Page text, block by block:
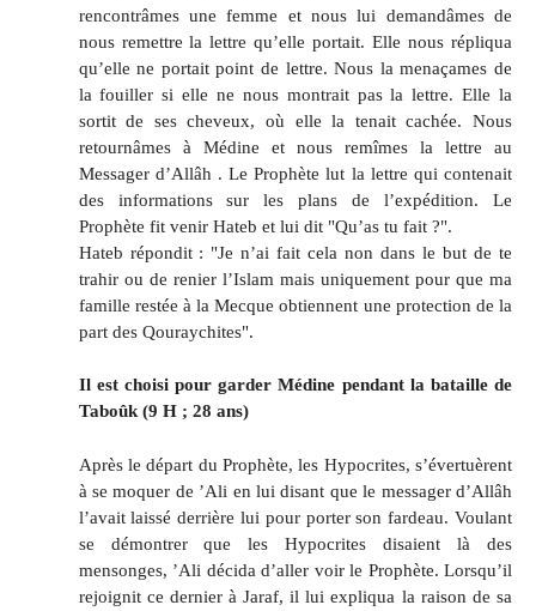
rencontrâmes une femme et nous lui demandâmes de
nous remettre la lettre qu’elle portait. Elle nous répliqua
qu’elle ne portait point de lettre. Nous la menaçames de
la fouiller si elle ne nous montrait pas la lettre. Elle la
sortit de ses cheveux, où elle la tenait cachée. Nous
retournâmes à Médine et nous remîmes la lettre au
Messager d’Allâh . Le Prophète lut la lettre qui contenait
des informations sur les plans de l’expédition. Le
Prophète fit venir Hateb et lui dit "Qu’as tu fait ?".
Hateb répondit : "Je n’ai fait cela non dans le but de te
trahir ou de renier l’Islam mais uniquement pour que ma
famille restée à la Mecque obtiennent une protection de la
part des Qouraychites".
Il est choisi pour garder Médine pendant la bataille de
Taboûk (9 H ; 28 ans)
Après le départ du Prophète, les Hypocrites, s’évertuèrent
à se moquer de ’Ali en lui disant que le messager d’Allâh
l’avait laissé derrière lui pour porter son fardeau. Voulant
se démontrer que les Hypocrites disaient là des
mensonges, ’Ali décida d’aller voir le Prophète. Lorsqu’il
rejoignit ce dernier à Jaraf, il lui expliqua la raison de sa